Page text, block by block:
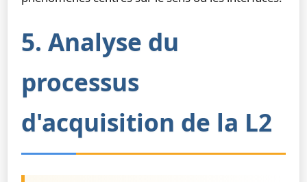
5. Analyse du
processus
d'acquisition de la L2